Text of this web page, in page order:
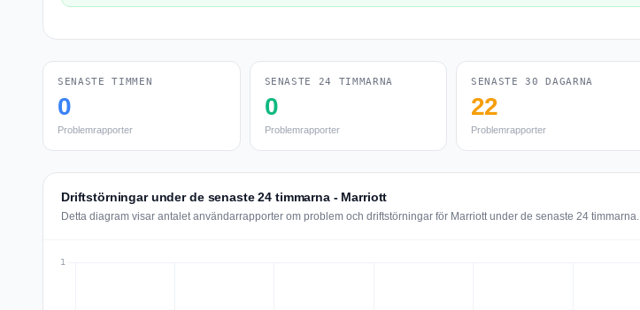
SENASTE TIMMEN
0
Problemrapporter
SENASTE 24 TIMMARNA
0
Problemrapporter
SENASTE 30 DAGARNA
22
Problemrapporter
Driftstörningar under de senaste 24 timmarna - Marriott
Detta diagram visar antalet användarrapporter om problem och driftstörningar för Marriott under de senaste 24 timmarna.